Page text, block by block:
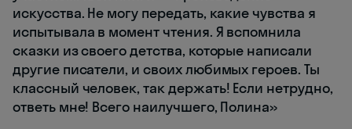
искусства. Не могу передать, какие чувства я
испытывала в момент чтения. Я вспомнила
сказки из своего детства, которые написали
другие писатели, и своих любимых героев. Ты
классный человек, так держать! Если нетрудно,
ответь мне! Всего наилучшего, Полина»